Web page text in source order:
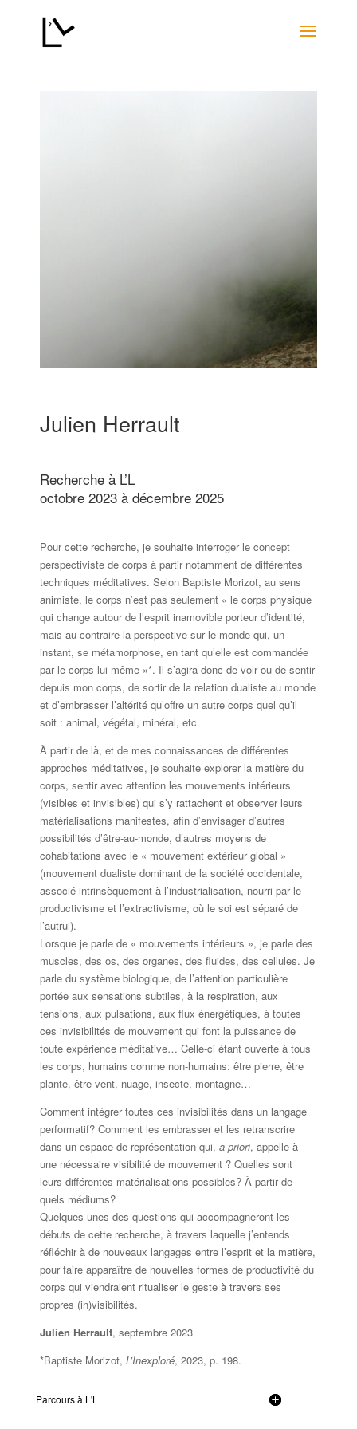
Julien Herrault
Recherche à L’L
octobre 2023 à décembre 2025
Pour cette recherche, je souhaite interroger le concept
perspectiviste de corps à partir notamment de différentes
techniques méditatives. Selon Baptiste Morizot, au sens
animiste, le corps n’est pas seulement « le corps physique
qui change autour de l’esprit inamovible porteur d’identité,
mais au contraire la perspective sur le monde qui, un
instant, se métamorphose, en tant qu’elle est commandée
par le corps lui-même »*. Il s’agira donc de voir ou de sentir
depuis mon corps, de sortir de la relation dualiste au monde
et d’embrasser l’altérité qu’offre un autre corps quel qu’il
soit : animal, végétal, minéral, etc.
À partir de là, et de mes connaissances de différentes
approches méditatives, je souhaite explorer la matière du
corps, sentir avec attention les mouvements intérieurs
(visibles et invisibles) qui s’y rattachent et observer leurs
matérialisations manifestes, afin d’envisager d’autres
possibilités d’être-au-monde, d’autres moyens de
cohabitations avec le « mouvement extérieur global »
(mouvement dualiste dominant de la société occidentale,
associé intrinsèquement à l’industrialisation, nourri par le
productivisme et l’extractivisme, où le soi est séparé de
l’autrui).
Lorsque je parle de « mouvements intérieurs », je parle des
muscles, des os, des organes, des fluides, des cellules. Je
parle du système biologique, de l’attention particulière
portée aux sensations subtiles, à la respiration, aux
tensions, aux pulsations, aux flux énergétiques, à toutes
ces invisibilités de mouvement qui font la puissance de
toute expérience méditative… Celle-ci étant ouverte à tous
les corps, humains comme non-humains: être pierre, être
plante, être vent, nuage, insecte, montagne…
Comment intégrer toutes ces invisibilités dans un langage
performatif? Comment les embrasser et les retranscrire
dans un espace de représentation qui, a priori, appelle à
une nécessaire visibilité de mouvement ? Quelles sont
leurs différentes matérialisations possibles? À partir de
quels médiums?
Quelques-unes des questions qui accompagneront les
débuts de cette recherche, à travers laquelle j’entends
réfléchir à de nouveaux langages entre l’esprit et la matière,
pour faire apparaître de nouvelles formes de productivité du
corps qui viendraient ritualiser le geste à travers ses
propres (in)visibilités.
Julien Herrault, septembre 2023
*Baptiste Morizot, L’Inexploré, 2023, p. 198.
Parcours à L'L